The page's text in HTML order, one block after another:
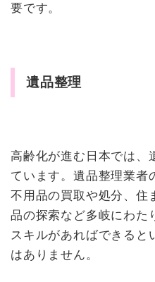
要です。
遺品整理
高齢化が進む日本では、
ています。遺品整理業者
不用品の買取や処分、住
品の探索など多岐にわた
スキルがあればできると
はありません。